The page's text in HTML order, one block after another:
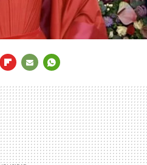
MAIL